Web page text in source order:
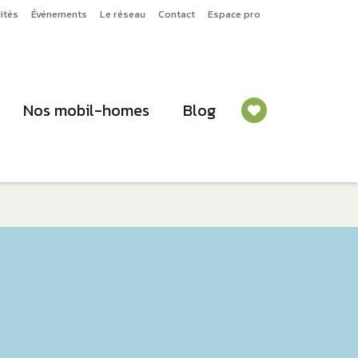
Événements Le réseau Contact Espace pro
Nos mobil-homes Blog